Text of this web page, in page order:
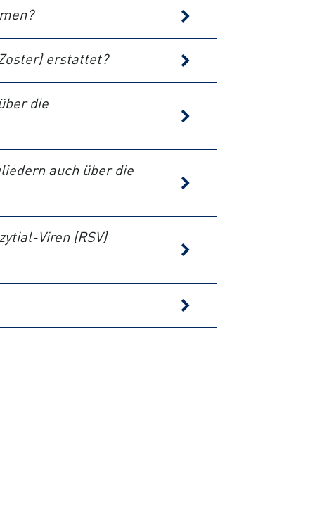
erstattet?
die
auch über die
Viren (RSV)